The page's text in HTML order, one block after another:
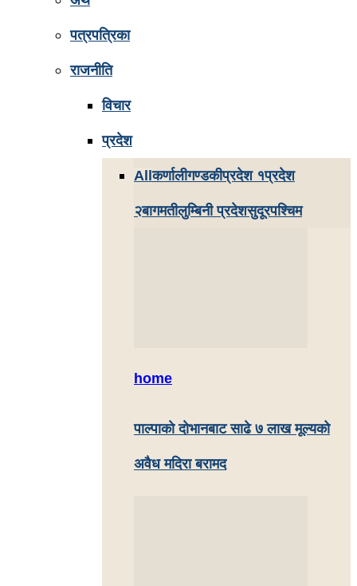
पत्रपत्रिका
राजनीति
विचार
प्रदेश
Allकर्णालीगण्डकीप्रदेश १प्रदेश
२बागमतीलुम्बिनी प्रदेशसुदूरपश्चिम
home
पाल्पाकाे दाेभानबाट साढे ७ लाख मूल्यको
अवैध मदिरा बरामद